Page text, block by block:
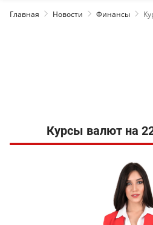
Главная Новости Финансы
Курсы валют на